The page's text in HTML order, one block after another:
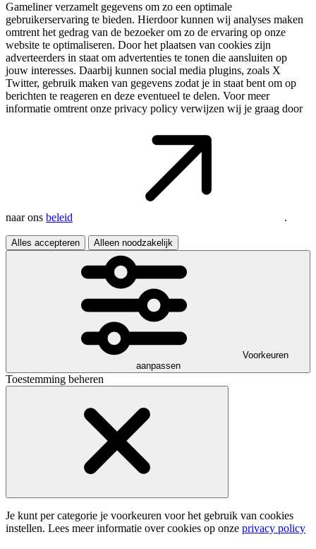
Gameliner verzamelt gegevens om zo een optimale
gebruikerservaring te bieden. Hierdoor kunnen wij analyses maken
omtrent het gedrag van de bezoeker om zo de ervaring op onze
website te optimaliseren. Door het plaatsen van cookies zijn
adverteerders in staat om advertenties te tonen die aansluiten op
jouw interesses. Daarbij kunnen social media plugins, zoals X
Twitter, gebruik maken van gegevens zodat je in staat bent om op
berichten te reageren en deze eventueel te delen. Voor meer
informatie omtrent onze privacy policy verwijzen wij je graag door
naar ons beleid .
Alles accepteren Alleen noodzakelijk
Voorkeuren
aanpassen
Toestemming beheren
Je kunt per categorie je voorkeuren voor het gebruik van cookies
instellen. Lees meer informatie over cookies op onze privacy policy